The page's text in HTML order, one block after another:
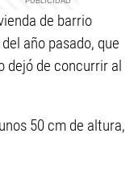
de barrio
año pasado, que
dejó de concurrir al
50 cm de altura,